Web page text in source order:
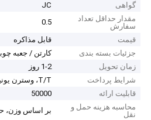
گواهی
JC
مقدار حداقل تعداد
سفارش
0.5
قیمت
قابل مذاکره
جزئیات بسته بندی
کارتن / جعبه
زمان تحویل
1-2 روز
شرایط پرداخت
T/T، وسترن یونیون، پی پال
قابلیت ارائه
50000
محاسبه هزینه حمل و
نقل
بر اساس وزن،